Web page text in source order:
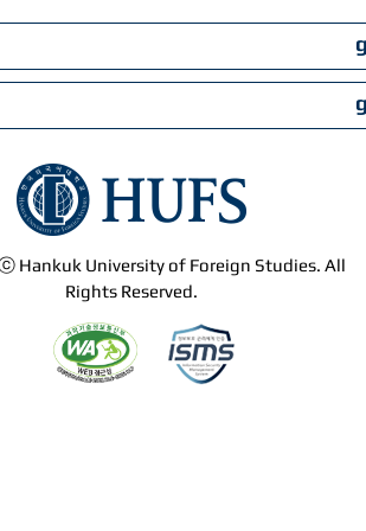
Hankuk University of Foreign Studies. All
Rights Reserved.